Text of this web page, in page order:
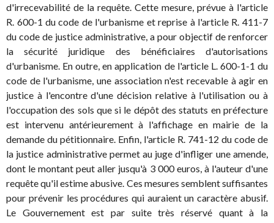
d'irrecevabilité de la requête. Cette mesure, prévue à l'article
R. 600-1 du code de l'urbanisme et reprise à l'article R. 411-7
du code de justice administrative, a pour objectif de renforcer
la sécurité juridique des bénéficiaires d'autorisations
d'urbanisme. En outre, en application de l'article L. 600-1-1 du
code de l'urbanisme, une association n'est recevable à agir en
justice à l'encontre d'une décision relative à l'utilisation ou à
l'occupation des sols que si le dépôt des statuts en préfecture
est intervenu antérieurement à l'affichage en mairie de la
demande du pétitionnaire. Enfin, l'article R. 741-12 du code de
la justice administrative permet au juge d'infliger une amende,
dont le montant peut aller jusqu'à 3 000 euros, à l'auteur d'une
requête qu'il estime abusive. Ces mesures semblent suffisantes
pour prévenir les procédures qui auraient un caractère abusif.
Le Gouvernement est par suite très réservé quant à la